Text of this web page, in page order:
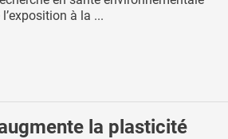
à la ...
la plasticité